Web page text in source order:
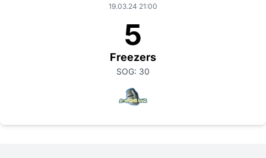
19.03.24 21:00
5
Freezers
SOG: 30